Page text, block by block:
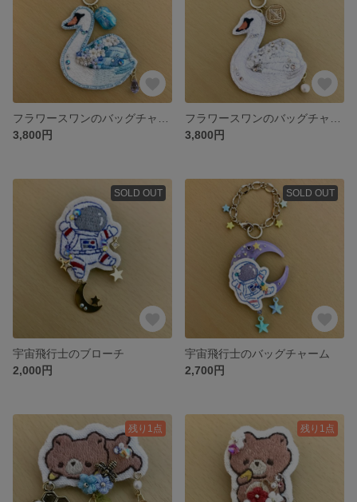
3,800円
3,800円
SOLD OUT
宇宙飛行士のブローチ
2,000円
SOLD OUT
宇宙飛行士のバッグチャーム
2,700円
残り1点 残り1点